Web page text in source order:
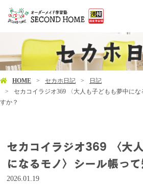
HOME セカホ日記
日記
セカコイラジオ369 〈大人も子どもも夢中に
すか？
セカコイラジオ369 〈大
になるモノ〉シール帳っ
2026.01.19